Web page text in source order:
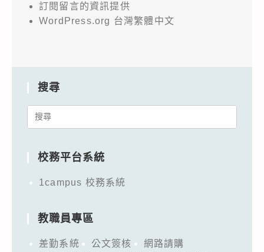
訂閱留言的資訊提供
WordPress.org 台灣繁體中文
搜尋
Search
校務平台系統
1campus 校務系統
教職員專區
差勤系統 公文簽核
網路請購